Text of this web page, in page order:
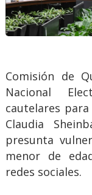
Comisión de
Nacional
cautelares
Claudia
presunta
menor de
redes sociales.